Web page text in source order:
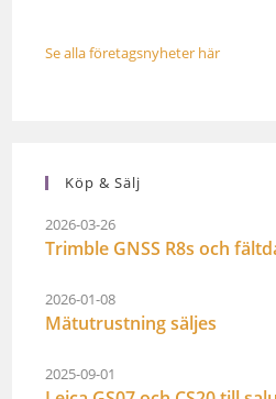
Se alla företagsnyheter här
Köp & Sälj
2026-03-26
Trimble GNSS R8s och
2026-01-08
Mätutrustning säljes
2025-09-01